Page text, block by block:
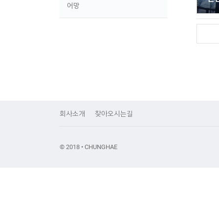
어망
회사소개 찾아오시는길
© 2018 • CHUNGHAE